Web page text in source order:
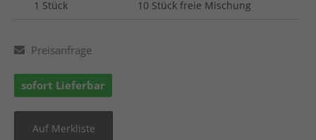
1 Stück 10 Stück freie Mischung
Preisanfrage
sofort Lieferbar